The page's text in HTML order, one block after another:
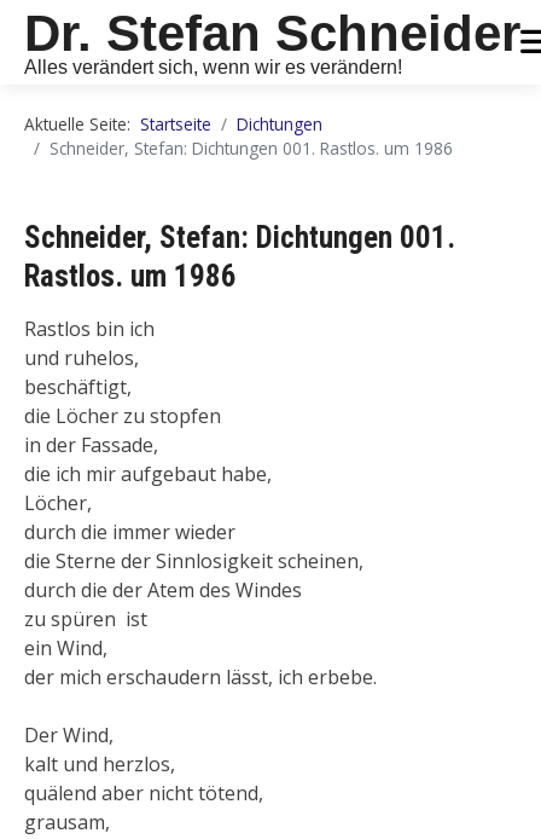
Dr. Stefan Schneider
Alles verändert sich, wenn wir es verändern!
Aktuelle Seite: Startseite
Dichtungen
Schneider, Stefan: Dichtungen 001. Rastlos. um 1986
Schneider, Stefan: Dichtungen 001.
Rastlos. um 1986
Rastlos bin ich
und ruhelos,
beschäftigt,
die Löcher zu stopfen
in der Fassade,
die ich mir aufgebaut habe,
Löcher,
durch die immer wieder
die Sterne der Sinnlosigkeit scheinen,
durch die der Atem des Windes
zu spüren ist
ein Wind,
der mich erschaudern lässt, ich erbebe.
Der Wind,
kalt und herzlos,
quälend aber nicht tötend,
grausam,